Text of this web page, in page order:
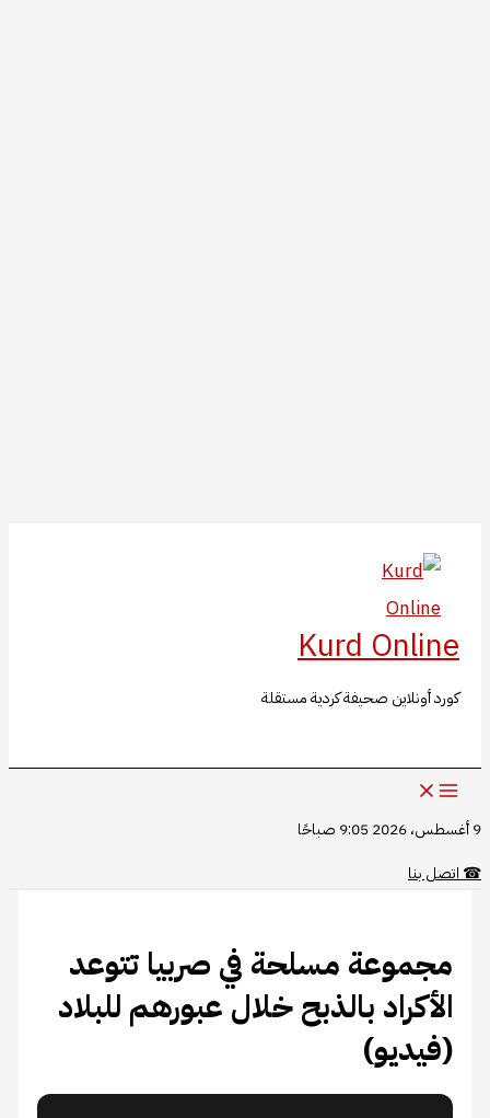
Kurd
صحيفة كردية مستقلة
مسلحة في صربيا تتوعد
بالذبح خلال عبورهم للبلاد